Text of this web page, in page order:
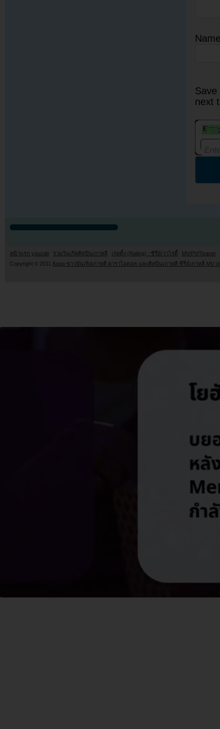
next
หน้าแรก youzab รวมวันเกิดศิลปินเกาหลี เรตติ้ง (Rating) : ซีรี่ย์/วาไรตี้
MV/PV/Teaser
Copyright © 2011 Kpop ข่าวบันเทิงเกาหลี ดาราไอดอล และศิลปินเกาหลี ซีรี่ย์เกาหลี MV